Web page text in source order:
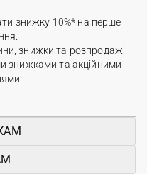
знижку 10%* на перше
знижки та розпродажі.
знижками та акційними